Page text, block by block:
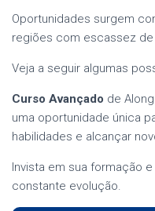
Oportunidades surgem
regiões com escassez
Veja a seguir algumas
Curso Avançado de
uma oportunidade única
habilidades e alcançar
Invista em sua formação
constante evolução.